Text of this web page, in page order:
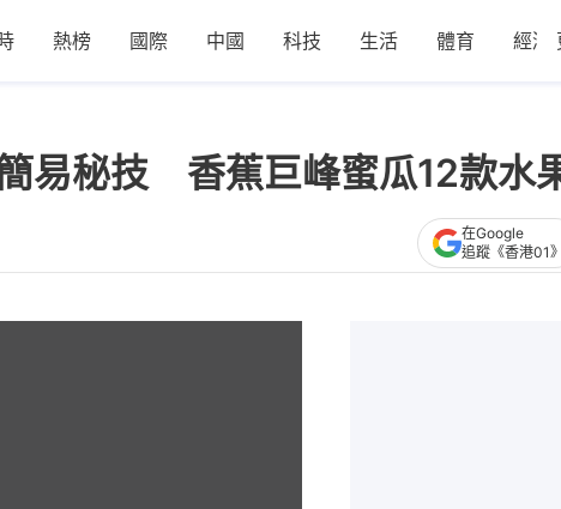
熱榜 國際 中國 科技 生活 體育 經濟
簡易秘技 香蕉巨峰蜜瓜12款水
在Google
追蹤《香港01》